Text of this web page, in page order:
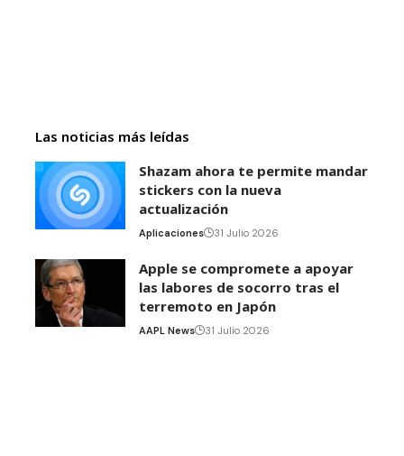
Las noticias más leídas
Shazam ahora te permite mandar
stickers con la nueva
actualización
Aplicaciones 31 Julio 2026
Apple se compromete a apoyar
las labores de socorro tras el
terremoto en Japón
AAPL News 31 Julio 2026